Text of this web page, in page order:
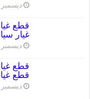
ديسمبر 1, 2023
غيار
ديسمبر 1, 2023
قطع
ديسمبر 1, 2023